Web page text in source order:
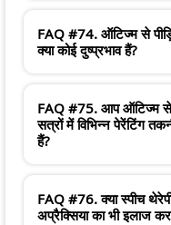
FAQ #74. ऑटिज्म से
क्या कोई दुष्प्रभाव हैं?
FAQ #75. आप ऑटिज्म से
सत्रों में विभिन्न पेरेंटिंग
हैं?
FAQ #76. क्या स्पीच
अप्रैक्सिया का भी इलाज